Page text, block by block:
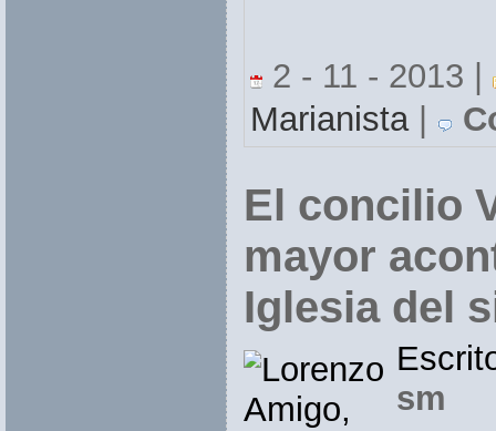
2 - 11 - 2013 |
Marianista|
El concilio
mayor
Iglesia del
sm